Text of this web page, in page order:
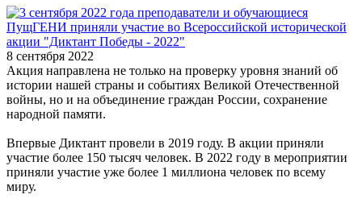
8 сентября 2022
Акция направлена не только на проверку уровня знаний об
истории нашей страны и событиях Великой Отечественной
войны, но и на объединение граждан России, сохранение
народной памяти.
Впервые Диктант провели в 2019 году. В акции приняли
участие более 150 тысяч человек. В 2022 году в мероприятии
приняли участие уже более 1 миллиона человек по всему
миру.